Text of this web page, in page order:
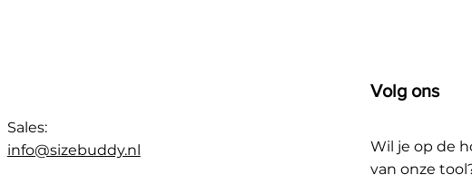
Sales:
info@sizebuddy.nl
Volg ons
Wil je op de
van onze